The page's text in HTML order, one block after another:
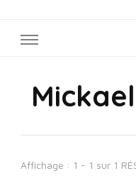
Affichage : 1 - 1 sur 1